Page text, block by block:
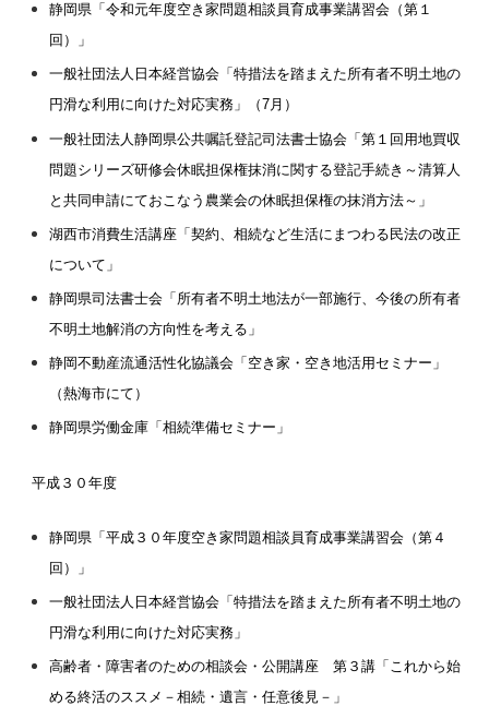
静岡県「令和元年度空き家問題相談員育成事業講習会（第１
回）」
一般社団法人日本経営協会「特措法を踏まえた所有者不明土地の
円滑な利用に向けた対応実務」（7月）
一般社団法人静岡県公共嘱託登記司法書士協会「第１回用地買収
問題シリーズ研修会休眠担保権抹消に関する登記手続き～清算人
と共同申請にておこなう農業会の休眠担保権の抹消方法～」
湖西市消費生活講座「契約、相続など生活にまつわる民法の改正
について」
静岡県司法書士会「所有者不明土地法が一部施行、今後の所有者
不明土地解消の方向性を考える」
静岡不動産流通活性化協議会「空き家・空き地活用セミナー 」
（熱海市にて）
静岡県労働金庫「相続準備セミナー」
平成３０年度
静岡県「平成３０年度空き家問題相談員育成事業講習会（第４
回）」
一般社団法人日本経営協会「特措法を踏まえた所有者不明土地の
円滑な利用に向けた対応実務」
高齢者・障害者のための相談会・公開講座 第３講「これから始
める終活のススメ－相続・遺言・任意後見－」